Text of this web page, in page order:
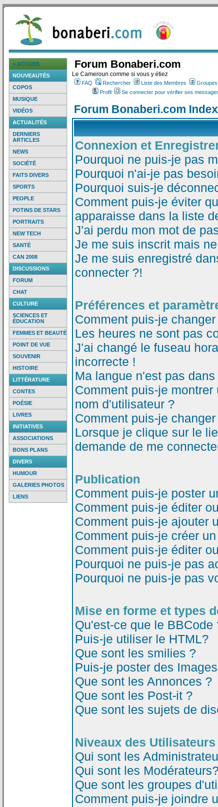
> ACCUEIL
NOUVEAUTÉS
COPOS
MUSIQUE
VIDÉOS
ACTUALITÉS
DERNIERS
ARTICLES
NEWS
SOCIÉTÉ
FAITS DIVERS
SPORTS
PEOPLE
POTINS DE STARS
PORTRAITS
NEW TECH
SANTÉ
CAN 2008
DISCUSSIONS
FORUM
CHAT
CULTURE
SCIENCES ET
ÉDUCATION
FEMMES ET BEAUTÉ
POINT DE VUE
SOUVENIR
HISTOIRE
LITTÉRATURE
CONTES
POÉSIE
LIVRES
INITIATIVES
ASSOCIATIONS
BONS PLANS
DIVERS
HUMOUR
GALERIES PHOTOS
LIENS
Forum Bonaberi.com
Le Cameroun comme si vous y étiez
FAQ Rechercher Liste des Membres
Profil
Se connecter pour vérifier ses
Forum Bonaberi.com
Connexion et
Pourquoi ne puis-je pas
Pourquoi n'ai-je pas
Pourquoi suis-je
Comment puis-je éviter
apparaisse dans la liste
J'ai perdu mon mot de
Je me suis inscrit mais
Je me suis enregistré
connecter ?!
Préférences et
Comment puis-je
Les heures ne sont pas
J'ai changé le fuseau
incorrecte !
Ma langue n'est pas
Comment puis-je
nom d'utilisateur ?
Comment puis-je
Lorsque je clique sur le
demande de me
Publication
Comment puis-je poster
Comment puis-je éditer
Comment puis-je ajouter
Comment puis-je créer
Comment puis-je éditer
Pourquoi ne puis-je pas
Pourquoi ne puis-je pas
Mise en forme et types
Qu'est-ce que le BBCode
Puis-je utiliser le HTML?
Que sont les smilies ?
Puis-je poster des
Que sont les Annonces ?
Que sont les Post-it ?
Que sont les sujets de
Niveaux des
Qui sont les
Qui sont les
Que sont les groupes
Comment puis-je joindre